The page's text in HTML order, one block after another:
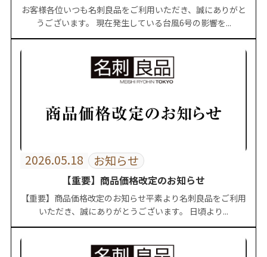
お客様各位いつも名刺良品をご利用いただき、誠にありがと
うございます。 現在発生している台風6号の影響を...
2026.05.18 お知らせ
【重要】商品価格改定のお知らせ
【重要】商品価格改定のお知らせ平素より名刺良品をご利用
いただき、誠にありがとうございます。 日頃より...